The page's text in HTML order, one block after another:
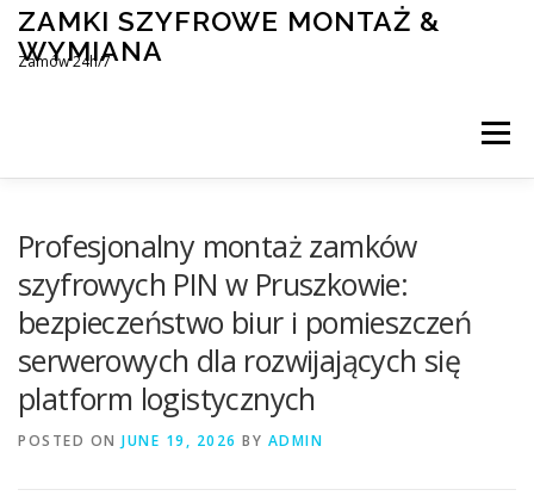
Skip
content
ZAMKI SZYFROWE MONTAŻ &
WYMIANA
Zamów 24h/7
Menu
BLOG KONTAKT
Profesjonalny montaż zamków
szyfrowych PIN w Pruszkowie:
bezpieczeństwo biur i pomieszczeń
serwerowych dla rozwijających się
platform logistycznych
POSTED ON JUNE 19, 2026 BY ADMIN